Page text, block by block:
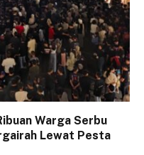
Warga Serbu
Lewat Pesta